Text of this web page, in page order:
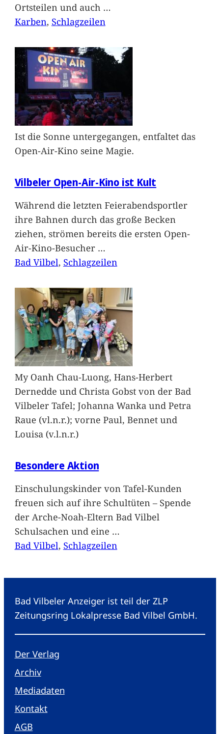
Ortsteilen und auch …
Karben, Schlagzeilen
Ist die Sonne untergegangen, entfaltet das
Open-Air-Kino seine Magie.
Vilbeler Open-Air-Kino ist Kult
Während die letzten Feierabendsportler
ihre Bahnen durch das große Becken
ziehen, strömen bereits die ersten Open-
Air-Kino-Besucher …
Bad Vilbel, Schlagzeilen
My Oanh Chau-Luong, Hans-Herbert
Dernedde und Christa Gobst von der Bad
Vilbeler Tafel; Johanna Wanka und Petra
Raue (vl.n.r.); vorne Paul, Bennet und
Louisa (v.l.n.r.)
Besondere Aktion
Einschulungskinder von Tafel-Kunden
freuen sich auf ihre Schultüten – Spende
der Arche-Noah-Eltern Bad Vilbel
Schulsachen und eine …
Bad Vilbel, Schlagzeilen
Bad Vilbeler Anzeiger ist teil der ZLP
Zeitungsring Lokalpresse Bad Vilbel GmbH.
Der Verlag
Archiv
Mediadaten
Kontakt
AGB